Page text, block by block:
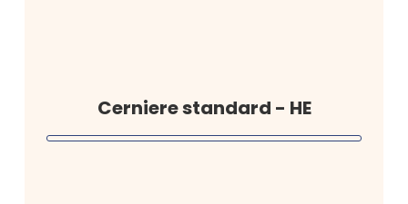
Cerniere standard - HE